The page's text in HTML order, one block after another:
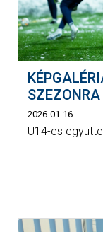
SZEZONRA
2026-01-16
U14-es